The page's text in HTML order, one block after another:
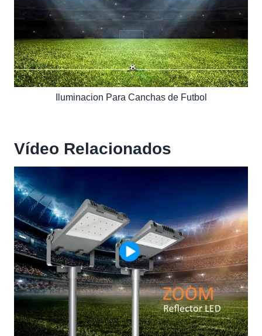
Iluminacion Para Canchas de Futbol
Vídeo Relacionados